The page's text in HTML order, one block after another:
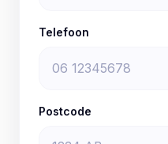
Telefoon
Postcode